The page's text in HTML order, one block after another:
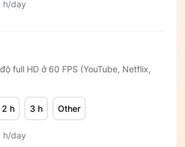
h/day
full HD ở 60 FPS (YouTube, Netflix,
2 h 3 h Other
h/day